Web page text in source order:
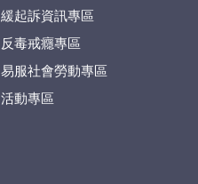
緩起訴資訊專區
反毒戒癮專區
易服社會勞動專區
活動專區